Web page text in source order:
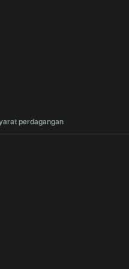
perdagangan